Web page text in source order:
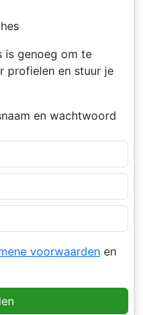
is genoeg om te
profielen en stuur je
en wachtwoord
voorwaarden en